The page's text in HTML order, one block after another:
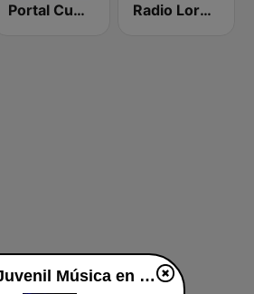
Portal Cumbia Radio Loreto
Barrio Juvenil Música en vivo